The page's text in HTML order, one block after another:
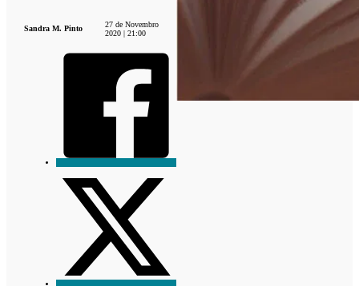
Sandra M. Pinto
27 de Novembro
2020 | 21:00